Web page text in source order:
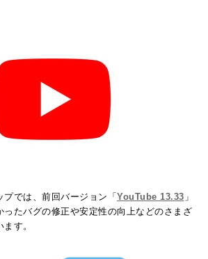
プでは、前回バージョン「YouTube 13.33 」
ったバグの修正や安定性の向上などのさまざ
す。